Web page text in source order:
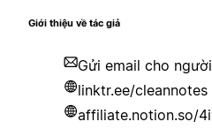
Giới thiệu về tác giả
Gửi email cho
linktr.ee/cleannotes
affiliate.notion.so/